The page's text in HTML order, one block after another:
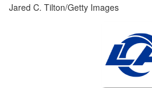
Jared C. Tilton/Getty Images